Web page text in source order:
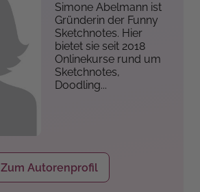
Simone Abelmann ist
Gründerin der Funny
Sketchnotes. Hier
bietet sie seit 2018
Onlinekurse rund um
Sketchnotes,
Doodling...
Zum Autorenprofil